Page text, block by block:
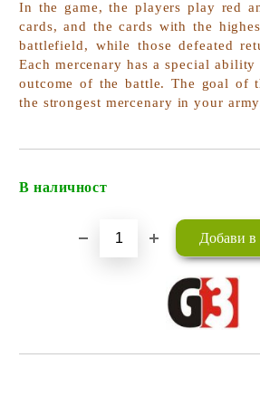
In the game, the players play red
cards, and the cards with the
battlefield, while those defeated
Each mercenary has a special ability
outcome of the battle. The goal of
the strongest mercenary in your
В наличност